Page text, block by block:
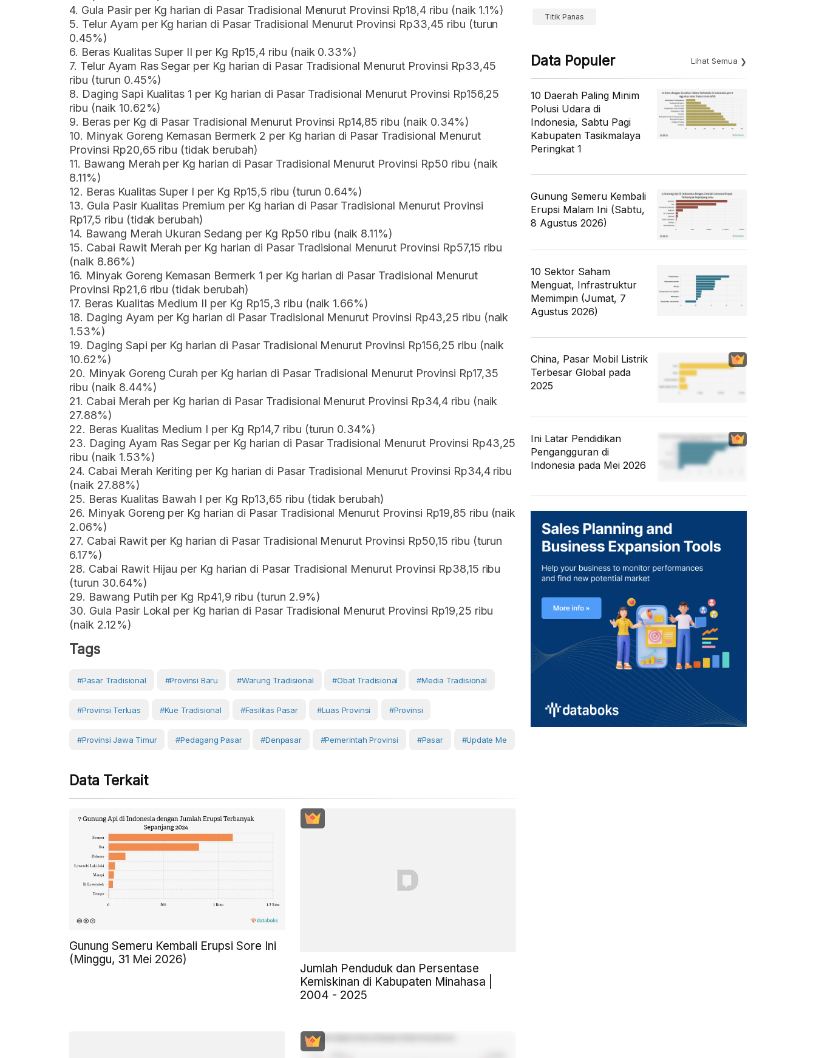
4. Gula Pasir per Kg harian di Pasar Tradisional Menurut Provinsi Rp18,4 ribu (naik 1.1%)
5. Telur Ayam per Kg harian di Pasar Tradisional Menurut Provinsi Rp33,45 ribu (turun
0.45%)
6. Beras Kualitas Super II per Kg Rp15,4 ribu (naik 0.33%)
7. Telur Ayam Ras Segar per Kg harian di Pasar Tradisional Menurut Provinsi Rp33,45
ribu (turun 0.45%)
8. Daging Sapi Kualitas 1 per Kg harian di Pasar Tradisional Menurut Provinsi Rp156,25
ribu (naik 10.62%)
9. Beras per Kg di Pasar Tradisional Menurut Provinsi Rp14,85 ribu (naik 0.34%)
10. Minyak Goreng Kemasan Bermerk 2 per Kg harian di Pasar Tradisional Menurut
Provinsi Rp20,65 ribu (tidak berubah)
11. Bawang Merah per Kg harian di Pasar Tradisional Menurut Provinsi Rp50 ribu (naik
8.11%)
12. Beras Kualitas Super I per Kg Rp15,5 ribu (turun 0.64%)
13. Gula Pasir Kualitas Premium per Kg harian di Pasar Tradisional Menurut Provinsi
Rp17,5 ribu (tidak berubah)
14. Bawang Merah Ukuran Sedang per Kg Rp50 ribu (naik 8.11%)
15. Cabai Rawit Merah per Kg harian di Pasar Tradisional Menurut Provinsi Rp57,15 ribu
(naik 8.86%)
16. Minyak Goreng Kemasan Bermerk 1 per Kg harian di Pasar Tradisional Menurut
Provinsi Rp21,6 ribu (tidak berubah)
17. Beras Kualitas Medium II per Kg Rp15,3 ribu (naik 1.66%)
18. Daging Ayam per Kg harian di Pasar Tradisional Menurut Provinsi Rp43,25 ribu (naik
1.53%)
19. Daging Sapi per Kg harian di Pasar Tradisional Menurut Provinsi Rp156,25 ribu (naik
10.62%)
20. Minyak Goreng Curah per Kg harian di Pasar Tradisional Menurut Provinsi Rp17,35
ribu (naik 8.44%)
21. Cabai Merah per Kg harian di Pasar Tradisional Menurut Provinsi Rp34,4 ribu (naik
27.88%)
22. Beras Kualitas Medium I per Kg Rp14,7 ribu (turun 0.34%)
23. Daging Ayam Ras Segar per Kg harian di Pasar Tradisional Menurut Provinsi Rp43,25
ribu (naik 1.53%)
24. Cabai Merah Keriting per Kg harian di Pasar Tradisional Menurut Provinsi Rp34,4 ribu
(naik 27.88%)
25. Beras Kualitas Bawah I per Kg Rp13,65 ribu (tidak berubah)
26. Minyak Goreng per Kg harian di Pasar Tradisional Menurut Provinsi Rp19,85 ribu (naik
2.06%)
27. Cabai Rawit per Kg harian di Pasar Tradisional Menurut Provinsi Rp50,15 ribu (turun
6.17%)
28. Cabai Rawit Hijau per Kg harian di Pasar Tradisional Menurut Provinsi Rp38,15 ribu
(turun 30.64%)
29. Bawang Putih per Kg Rp41,9 ribu (turun 2.9%)
30. Gula Pasir Lokal per Kg harian di Pasar Tradisional Menurut Provinsi Rp19,25 ribu
(naik 2.12%)
Tags
#Pasar Tradisional #provinsi Baru #warung Tradisional #Obat Tradisional #media Tradisional
#provinsi Terluas #kue Tradisional #fasilitas Pasar #luas Provinsi #Provinsi
#provinsi Jawa Timur #Pedagang Pasar #Denpasar #Pemerintah Provinsi #Pasar #Update Me
Data Terkait
Gunung Semeru Kembali Erupsi Sore Ini
(Minggu, 31 Mei 2026)
Jumlah Penduduk dan Persentase
Kemiskinan di Kabupaten Minahasa |
2004 - 2025
Titik Panas
Data Populer Lihat Semua
10 Daerah Paling Minim
Polusi Udara di
Indonesia, Sabtu Pagi
Kabupaten Tasikmalaya
Peringkat 1
Gunung Semeru Kembali
Erupsi Malam Ini (Sabtu,
8 Agustus 2026)
10 Sektor Saham
Menguat, Infrastruktur
Memimpin (Jumat, 7
Agustus 2026)
China, Pasar Mobil Listrik
Terbesar Global pada
2025
Ini Latar Pendidikan
Pengangguran di
Indonesia pada Mei 2026